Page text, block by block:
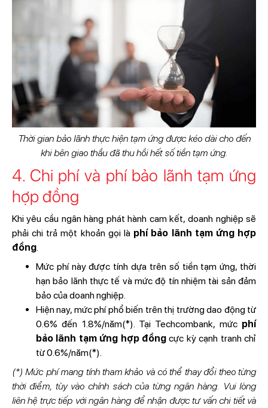
Thời gian bảo lãnh thực hiện tạm ứng được kéo dài cho đến
khi bên giao thầu đã thu hồi hết số tiền tạm ứng.
4. Chi phí và phí bảo lãnh tạm ứng
hợp đồng
Khi yêu cầu ngân hàng phát hành cam kết, doanh nghiệp sẽ
phải chi trả một khoản gọi là phí bảo lãnh tạm ứng hợp
đồng.
Mức phí này được tính dựa trên số tiền tạm ứng, thời
hạn bảo lãnh thực tế và mức độ tín nhiệm tài sản đảm
bảo của doanh nghiệp.
Hiện nay, mức phí phổ biến trên thị trường dao động từ
0.6% đến 1.8%/năm(*). Tại Techcombank, mức phí
bảo lãnh tạm ứng hợp đồng cực kỳ cạnh tranh chỉ
từ 0.6%/năm(*).
(*) Mức phí mang tính tham khảo và có thể thay đổi theo từng
thời điểm, tùy vào chính sách của từng ngân hàng. Vui lòng
liên hệ trực tiếp với ngân hàng để nhận được tư vấn chi tiết và